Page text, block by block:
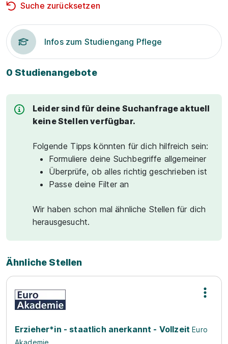
Suche zurücksetzen
Infos zum Studiengang Pflege
0 Studienangebote
Leider sind für deine Suchanfrage aktuell
keine Stellen verfügbar.
Folgende Tipps könnten für dich hilfreich sein:
Formuliere deine Suchbegriffe allgemeiner
Überprüfe, ob alles richtig geschrieben ist
Passe deine Filter an
Wir haben schon mal ähnliche Stellen für dich
herausgesucht.
Ähnliche Stellen
Erzieher*in - staatlich anerkannt - Vollzeit Euro
Akademie